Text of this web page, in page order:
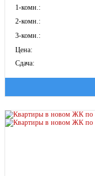
1-комн.:
2-комн.:
3-комн.:
Цена:
Сдача: